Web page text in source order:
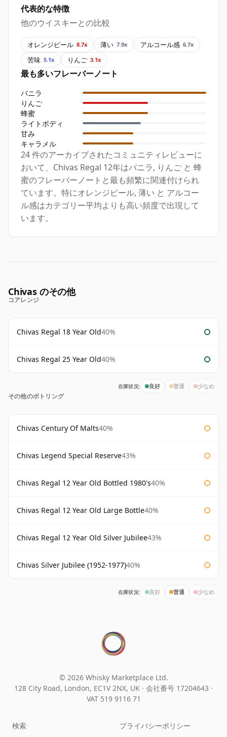
代表的な特徴
他のウイスキーとの比較
オレンジピール 8.7x 薄い 7.9x アルコール感 6.7x
苦味 5.1x りんご 3.1x
最も多いフレーバーノート
バニラ
りんご
蜂蜜
ライトボディ
甘み
キャラメル
24 件のアーカイブされたコミュニティレビューに
おいて、Chivas Regal 12年はバニラ, りんご と 蜂
蜜のフレーバーノートと最も頻繁に関連付けられ
ています。特にオレンジピール, 薄い と アルコー
ル感はカテゴリー平均よりも高い頻度で出現して
います。
Chivas のその他
コアレンジ
Chivas Regal 18 Year Old40%
Chivas Regal 25 Year Old40%
在庫状況: 良好 普通 少なめ
その他のボトリング
Chivas Century Of Malts40%
Chivas Legend Special Reserve43%
Chivas Regal 12 Year Old Bottled 1980's40%
Chivas Regal 12 Year Old Large Bottle40%
Chivas Regal 12 Year Old Silver Jubilee43%
Chivas Silver Jubilee (1952-1977)40%
在庫状況: 良好 普通 少なめ
© 2026 Whisky Marketplace Ltd.
128 City Road, London, EC1V 2NX, UK · 会社番号 17204643 ·
VAT 519 9116 71
検索 プライバシーポリシー